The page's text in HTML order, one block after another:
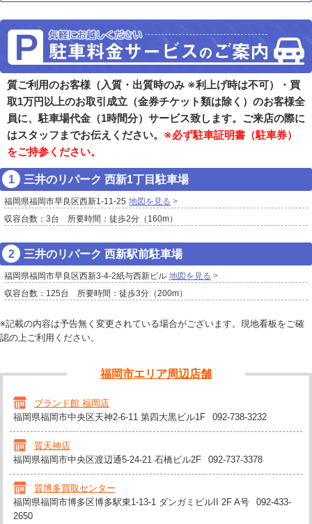
質ご利用のお客様（入質・出質時のみ ※利上げ時は不可）・買
取1万円以上のお取引成立（金券チケット類は除く）のお客様全
員に、駐車場代金（1時間分）サービス致します。ご来店の際に
はスタッフまでお伝えください。 ※必ず駐車証明書（駐車券）
をご持参ください。
三井のリパーク 西新1丁目駐車場
福岡県福岡市早良区西新1-11-25 地図を見る
収容台数：3台 所要時間：徒歩2分（160m）
三井のリパーク 西新駅前駐車場
福岡県福岡市早良区西新3-4-2紙与西新ビル 地図を見る
収容台数：125台 所要時間：徒歩3分（200m）
※記載の内容は予告無く変更されている場合がございます。現地看板をご確
認の上ご利用ください。
福岡市エリア周辺店舗
ブランド館 福岡店
福岡県福岡市中央区天神2-6-11 第四大黒ビル1F
092-738-3232
質天神店
福岡県福岡市中央区渡辺通5-24-21 石橋ビル2F
092-737-3378
質博多買取センター
福岡県福岡市博多区博多駅東1-13-1 ダンガミビルII 2F A号
092-433-
2650